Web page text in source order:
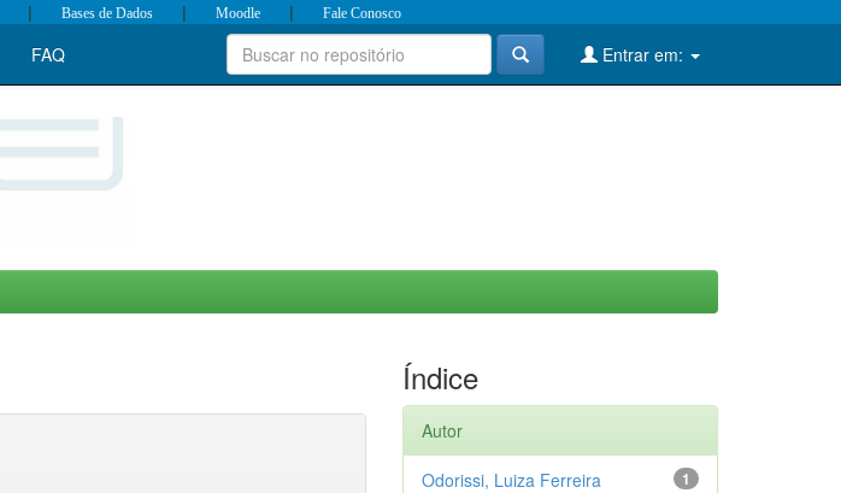
| Bases de Dados | Moodle | Fale Conosco
FAQ Entrar em:
Índice
Autor
1
Odorissi, Luiza Ferreira